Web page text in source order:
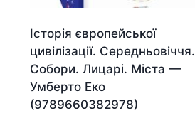
Історія європейської
цивілізації. Середньовіччя.
Собори. Лицарі. Міста —
Умберто Еко
(9789660382978)